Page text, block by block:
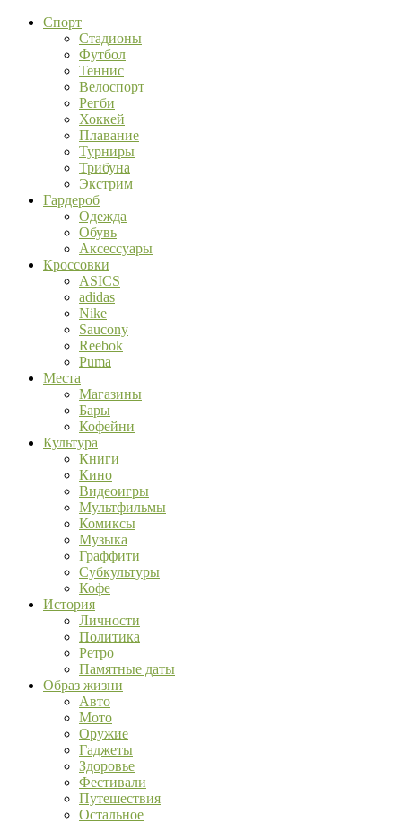
Спорт
Стадионы
Футбол
Теннис
Велоспорт
Регби
Хоккей
Плавание
Турниры
Трибуна
Экстрим
Гардероб
Одежда
Обувь
Аксессуары
Кроссовки
ASICS
adidas
Nike
Saucony
Reebok
Puma
Места
Магазины
Бары
Кофейни
Культура
Книги
Кино
Видеоигры
Мультфильмы
Комиксы
Музыка
Граффити
Субкультуры
Кофе
История
Личности
Политика
Ретро
Памятные даты
Образ жизни
Авто
Мото
Оружие
Гаджеты
Здоровье
Фестивали
Путешествия
Остальное